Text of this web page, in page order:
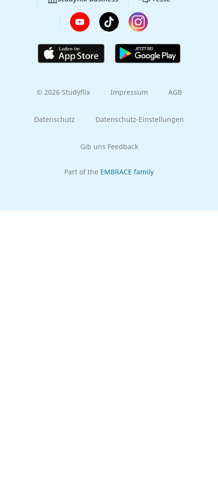
© 2026 Studyflix Impressum AGB
Datenschutz Datenschutz-Einstellungen
Gib uns Feedback
Part of the EMBRACE family